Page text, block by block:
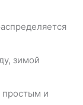
зимой
простым и